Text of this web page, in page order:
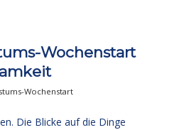
Wochenstart
Wochenstart
Die Blicke auf die Dinge